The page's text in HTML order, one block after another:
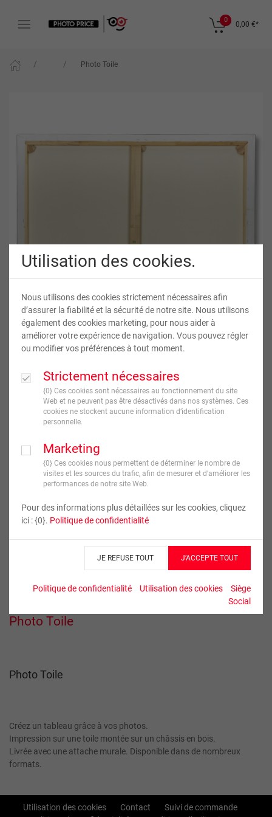
Utilisation des cookies.
Nous utilisons des cookies strictement nécessaires afin
d’assurer la fiabilité et la sécurité de notre site. Nous utilisons
également des cookies marketing, pour nous aider à
améliorer votre expérience de navigation. Vous pouvez régler
ou modifier vos préférences à tout moment.
Strictement nécessaires
{0} Ces cookies sont nécessaires au fonctionnement du site
Web et ne peuvent pas être désactivés dans nos systèmes. Ces
cookies ne stockent aucune information d’identification
personnelle.
Marketing
{0} Ces cookies nous permettent de déterminer le nombre de
visites et les sources du trafic, afin de mesurer et d’améliorer les
performances de notre site Web.
Pour des informations plus détaillées sur les cookies, cliquez
ici : {0}. Politique de confidentialité
JE REFUSE TOUT J’ACCEPTE TOUT
Politique de confidentialité Utilisation des cookies
Siège
Social
0
0,00 €*
Photo Toile
Photo Toile
20,50€
TVA incluse
JE CRÉE !
Format
Photo Toile
Photo Toile
Créez un tableau grâce à vos photos.
Impression sur une toile montée sur un châssis en bois.
Livrée avec une attache murale. Disponible dans de nombreux
formats.
Utilisation des cookies Contact
Suivi de commande